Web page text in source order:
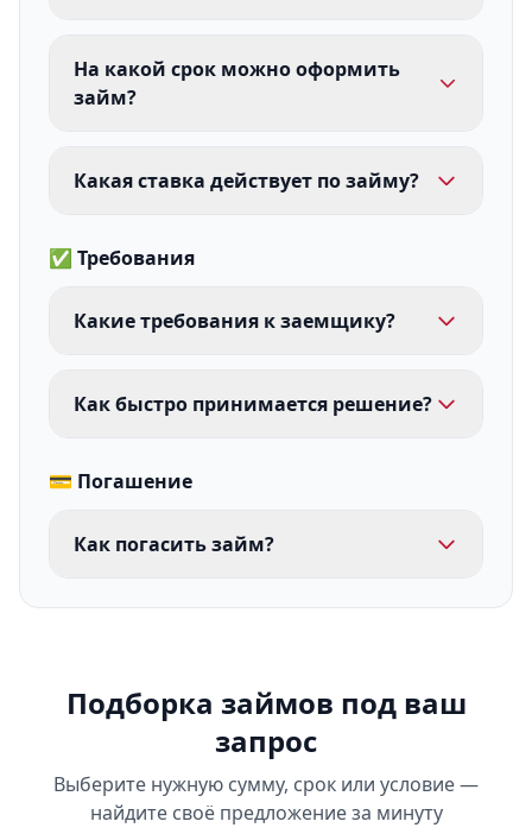
На какой срок можно оформить
займ?
Какая ставка действует по займу?
✅ Требования
Какие требования к заемщику?
Как быстро принимается решение?
💳 Погашение
Как погасить займ?
Подборка займов под ваш
запрос
Выберите нужную сумму, срок или условие —
найдите своё предложение за минуту